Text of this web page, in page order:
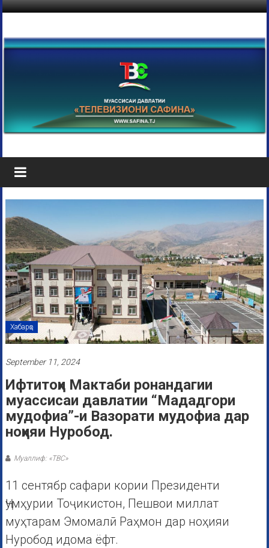
Хабарҳо
September 11, 2024
Ифтитоҳи Мактаби ронандагии
муассисаи давлатии “Мададгори
мудофиа”-и Вазорати мудофиа дар
ноҳияи Нуробод.
Муаллиф: «ТВС»
11 сентябр сафари кории Президенти
Ҷумҳурии Тоҷикистон, Пешвои миллат
муҳтарам Эмомалӣ Раҳмон дар ноҳияи
Нуробод идома ёфт.